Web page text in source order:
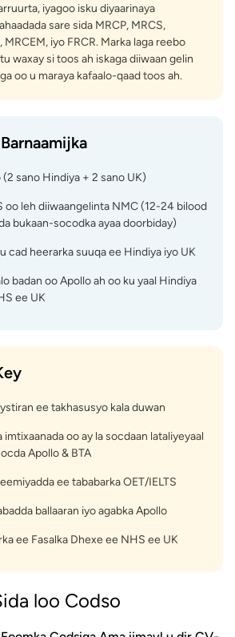
iyagoo isku diyaarinaya
sare sida MRCP, MRCS,
MRCEM, iyo FRCR. Marka laga reebo
waxay si toos ah iskaga diiwaan gelin
oo u maraya kafaalo-qaad toos ah.
(2 sano Hindiya + 2 sano UK)
oo leh diiwaangelinta NMC (12-24 bilood
bukaan-socodka ayaa doorbiday)
cad heerarka suuqa ee Hindiya iyo UK
badan oo Apollo ah oo ku yaal Hindiya
ee UK
ee takhasusyo kala duwan
imtixaanada oo ay la socdaan lataliyeyaal
Apollo & BTA
ee tababarka OET/IELTS
ballaaran iyo agabka Apollo
ee Fasalka Dhexe ee NHS ee UK
loo Codso